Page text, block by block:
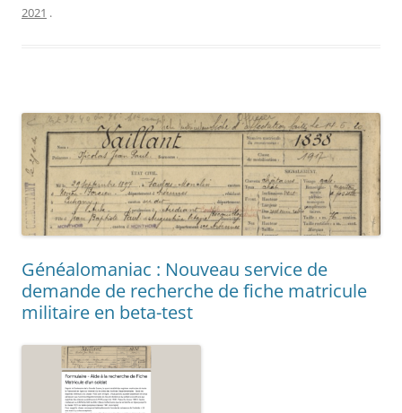
2021 .
Généalomaniac : Nouveau service de
demande de recherche de fiche matricule
militaire en beta-test